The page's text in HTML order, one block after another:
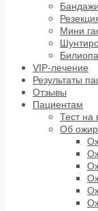
Мини
VIP-лечение
Результаты
Отзывы
Пациентам
Тест на
Об